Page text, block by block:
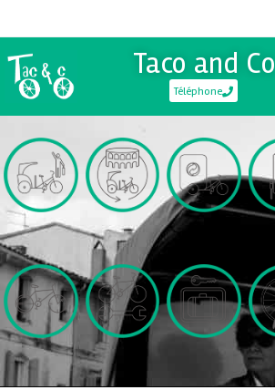
Taco and Co
Téléphone